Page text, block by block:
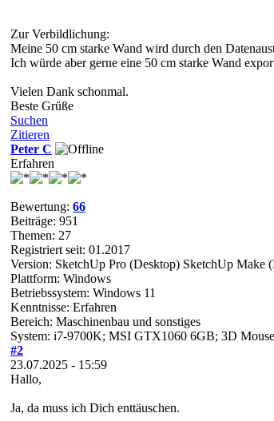
Zur Verbildlichung:
Meine 50 cm starke Wand wird durch den
Ich würde aber gerne eine 50 cm starke Wand
Vielen Dank schonmal.
Beste Grüße
Suchen
Zitieren
Peter C
Erfahren
Bewertung: 66
Beiträge: 951
Themen: 27
Registriert seit: 01.2017
Version: SketchUp Pro (Desktop) SketchUp Make
Plattform: Windows
Betriebssystem: Windows 11
Kenntnisse: Erfahren
Bereich: Maschinenbau und sonstiges
System: i7-9700K; MSI GTX1060 6GB; 3D Mouse
#2
23.07.2025 - 15:59
Hallo,
Ja, da muss ich Dich enttäuschen.